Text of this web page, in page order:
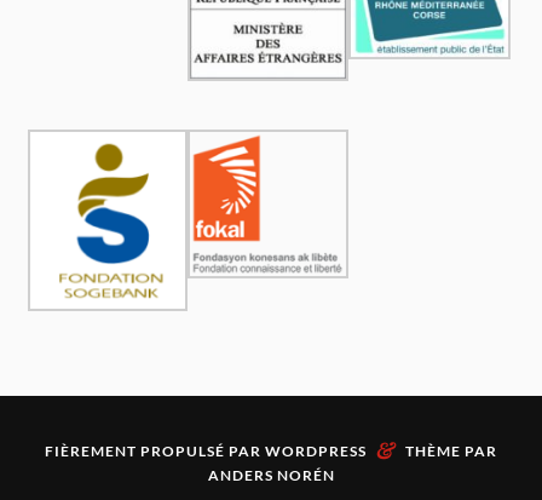
FIÈREMENT PROPULSÉ PAR WORDPRESS & THÈME PAR
ANDERS NORÉN